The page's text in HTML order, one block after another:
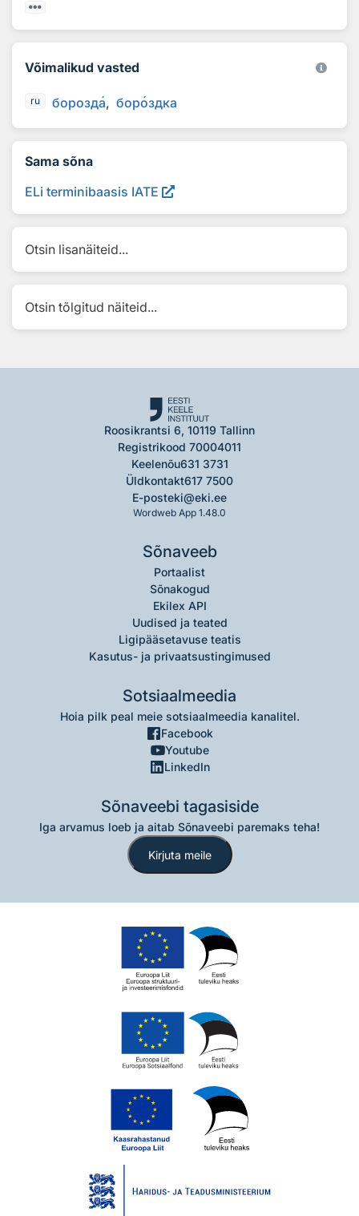
Võimalikud vasted
ru борозда бороздка
Sama sõna
ELi terminibaasis IATE
Otsin lisanäiteid...
Otsin tõlgitud näiteid...
Roosikrantsi 6, 10119 Tallinn
Registrikood 70004011
Keelenõu631 3731
Üldkontakt617 7500
E-posteki@eki.ee
Wordweb App 1.48.0
Sõnaveeb
Portaalist
Sõnakogud
Ekilex API
Uudised ja teated
Ligipääsetavuse teatis
Kasutus- ja privaatsustingimused
Sotsiaalmeedia
Hoia pilk peal meie sotsiaalmeedia kanalitel.
Facebook
Youtube
LinkedIn
Sõnaveebi tagasiside
Iga arvamus loeb ja aitab Sõnaveebi paremaks teha!
Kirjuta meile